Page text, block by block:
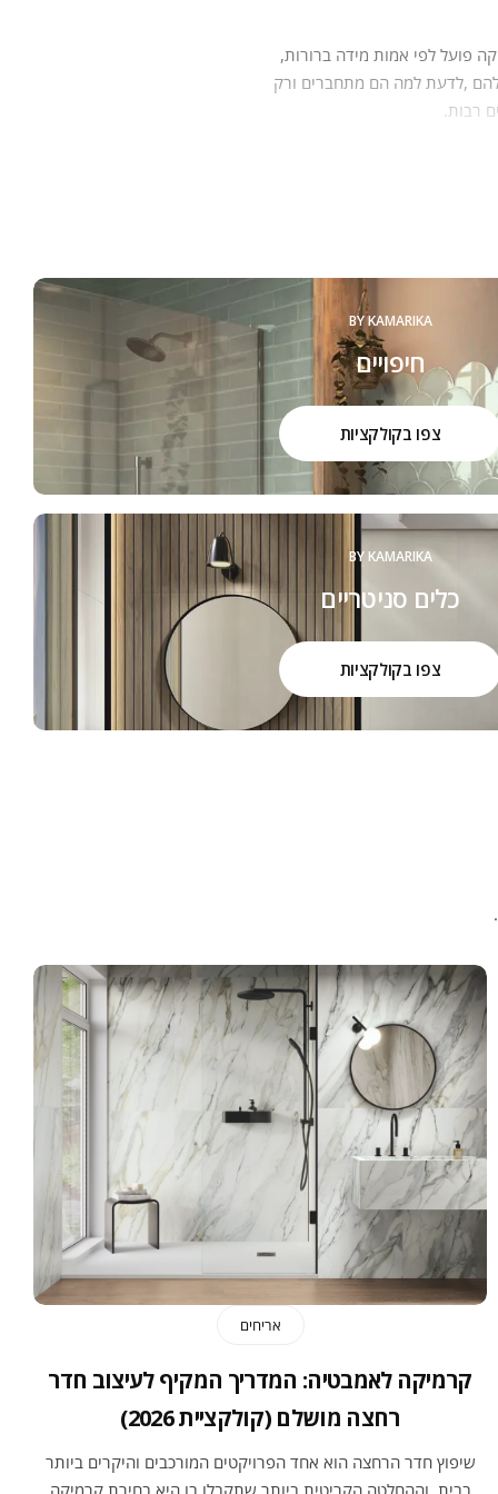
BY KAMARIKA
חיפויים
צפו בקולקציות
BY KAMARIKA
כלים סניטריים
צפו בקולקציות
אריחים
קרמיקה לאמבטיה: המדריך המקיף לעיצוב חדר
רחצה מושלם (קולקציית 2026)
שיפוץ חדר הרחצה הוא אחד הפרויקטים המורכבים והיקרים ביותר